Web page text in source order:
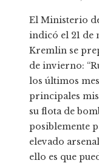
El Ministerio
indicó el 21 de
Kremlin se
de invierno:
los últimos
principales
su flota de
posiblemente
elevado
ello es que